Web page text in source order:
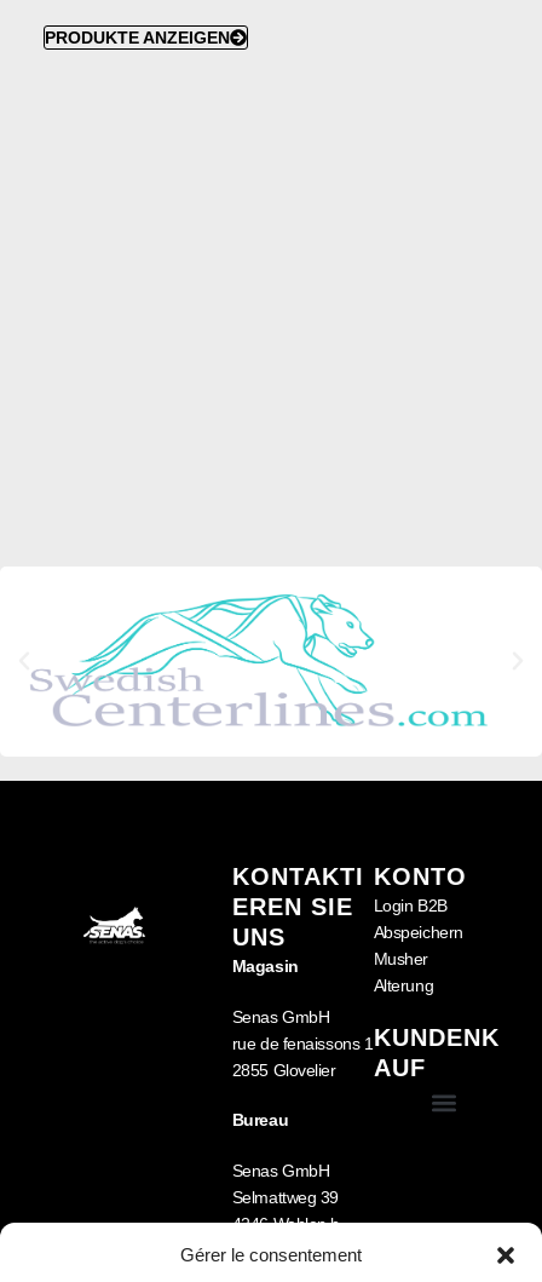
Gérer le consentement
PRODUKTE ANZEIGEN
KONTAKTI
EREN SIE
UNS
Magasin
Senas GmbH
rue de fenaissons 1
2855 Glovelier
Bureau
Senas GmbH
Selmattweg 39
4246 Wahlen b.
Laufen
KONTO
Login B2B
Abspeichern
Musher
Alterung
KUNDENK
AUF